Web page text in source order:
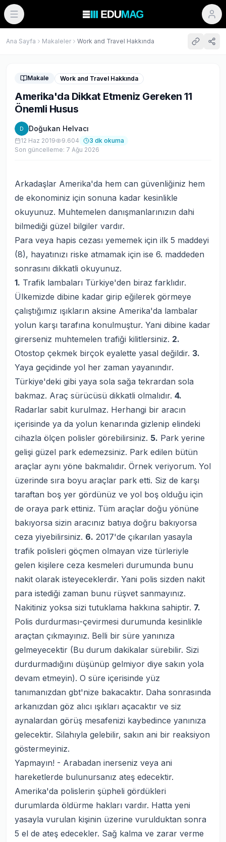
Ana Sayfa Makaleler Work and Travel Hakkında
Makale Work and Travel Hakkında
Amerika'da Dikkat Etmeniz Gereken 11
Önemli Husus
D Doğukan Helvacı
12 Haz 2019 9.604 3 dk okuma
Son güncelleme: 7 Ağu 2026
Arkadaşlar Amerika'da hem can güvenliğiniz hem
de ekonominiz için sonuna kadar kesinlikle
okuyunuz. Muhtemelen danışmanlarınızın dahi
bilmediği güzel bilgiler vardır.
Para veya hapis cezası yememek için ilk 5 maddeyi
(8), hayatınızı riske atmamak için ise 6. maddeden
sonrasını dikkatli okuyunuz.
1. Trafik lambaları Türkiye'den biraz farklıdır.
Ülkemizde dibine kadar girip eğilerek görmeye
çalıştığımız ışıkların aksine Amerika'da lambalar
yolun karşı tarafına konulmuştur. Yani dibine kadar
girerseniz muhtemelen trafiği kilitlersiniz. 2.
Otostop çekmek birçok eyalette yasal değildir. 3.
Yaya geçidinde yol her zaman yayanındır.
Türkiye'deki gibi yaya sola sağa tekrardan sola
bakmaz. Araç sürücüsü dikkatli olmalıdır. 4.
Radarlar sabit kurulmaz. Herhangi bir aracın
içerisinde ya da yolun kenarında gizlenip elindeki
cihazla ölçen polisler görebilirsiniz. 5. Park yerine
gelişi güzel park edemezsiniz. Park edilen bütün
araçlar aynı yöne bakmalıdır. Örnek veriyorum. Yol
üzerinde sıra boyu araçlar park etti. Siz de karşı
taraftan boş yer gördünüz ve yol boş olduğu için
de oraya park ettiniz. Tüm araçlar doğu yönüne
bakıyorsa sizin aracınız batıya doğru bakıyorsa
ceza yiyebilirsiniz. 6. 2017'de çıkarılan yasayla
trafik polisleri göçmen olmayan vize türleriyle
gelen kişilere ceza kesmeleri durumunda bunu
nakit olarak isteyeceklerdir. Yani polis sizden nakit
para istediği zaman bunu rüşvet sanmayınız.
Nakitiniz yoksa sizi tutuklama hakkına sahiptir. 7.
Polis durdurması-çevirmesi durumunda kesinlikle
araçtan çıkmayınız. Belli bir süre yanınıza
gelmeyecektir (Bu durum dakikalar sürebilir. Sizi
durdurmadığını düşünüp gelmiyor diye sakın yola
devam etmeyin). O süre içerisinde yüz
tanımanızdan gbt'nize bakacaktır. Daha sonrasında
arkanızdan göz alıcı ışıkları açacaktır ve siz
aynalardan görüş mesafenizi kaybedince yanınıza
gelecektir. Silahıyla gelebilir, sakın ani bir reaksiyon
göstermeyiniz.
Yapmayın! - Arabadan inerseniz veya ani
hareketlerde bulunursanız ateş edecektir.
Amerika'da polislerin şüpheli gördükleri
durumlarda öldürme hakları vardır. Hatta yeni
yasayla vurulan kişinin üzerine vurulduktan sonra
5 el de ateş edecekler. Sağ kalma ve zarar verme